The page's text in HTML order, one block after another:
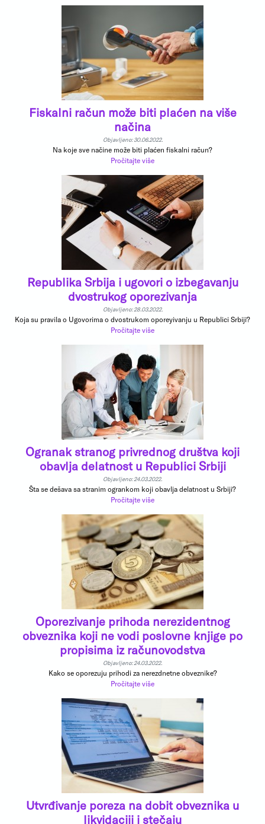
Fiskalni račun može biti plaćen na više
načina
Objavljeno: 30.06.2022.
Na koje sve načine može biti plaćen fiskalni račun?
Pročitajte više
Republika Srbija i ugovori o izbegavanju
dvostrukog oporezivanja
Objavljeno: 28.03.2022.
Koja su pravila o Ugovorima o dvostrukom oporeyivanju u Republici Srbiji?
Pročitajte više
Ogranak stranog privrednog društva koji
obavlja delatnost u Republici Srbiji
Objavljeno: 24.03.2022.
Šta se dešava sa stranim ogrankom koji obavlja delatnost u Srbiji?
Pročitajte više
Oporezivanje prihoda nerezidentnog
obveznika koji ne vodi poslovne knjige po
propisima iz računovodstva
Objavljeno: 24.03.2022.
Kako se oporezuju prihodi za nerezdnetne obveznike?
Pročitajte više
Utvrđivanje poreza na dobit obveznika u
likvidaciji i stečaju